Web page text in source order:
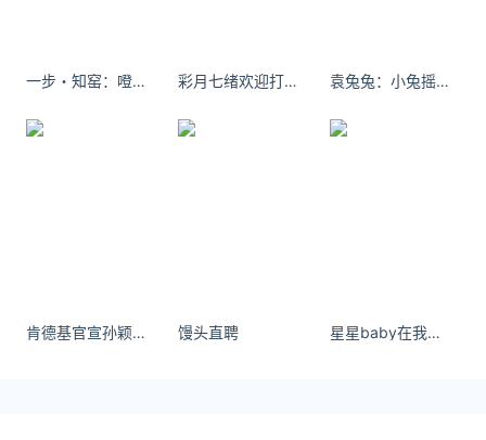
一步・知窑：噔噔噔噔噔噔噔 喝茶 #今天你喝茶了吗 #茶具 #盖碗 #喝茶dou有仪式感 #景德镇 彩月七绪欢迎打扰，最好打钱 袁兔兔：小兔摇子上线
肯德基官宣孙颖莎为代言人 馒头直聘 星星baby在我需要的时候没有任何人出现，在我不需要的时候你们也别出现